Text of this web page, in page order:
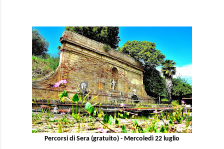
Percorsi di Sera (gratuito) - Mercoledì 22 luglio